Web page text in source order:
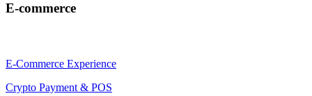
E-commerce
E-Commerce Experience
Crypto Payment & POS